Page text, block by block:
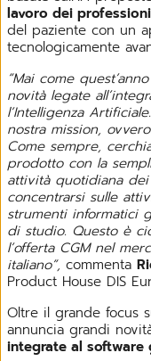
lavoro dei
del paziente con un
tecnologicamente
“Mai come
novità legate
l’Intelligenza
nostra mission,
Come sempre,
prodotto con la
attività quotidiana
concentrarsi sulle
strumenti informatici
di studio. Questo è
l’offerta CGM nel
italiano”, commenta
Product House DIS
Oltre il grande focus
annuncia grandi
integrate al software